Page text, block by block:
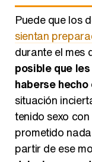
Puede que los
sientan
durante el mes
posible que
haberse
situación
tenido sexo con
prometido
partir de ese
del mismo